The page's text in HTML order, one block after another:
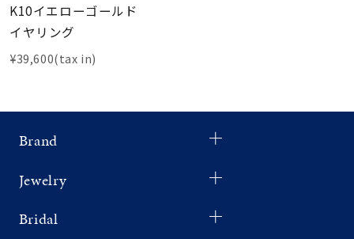
K10イエローゴールド
イヤリング
¥39,600(tax in)
Brand
Jewelry
Bridal